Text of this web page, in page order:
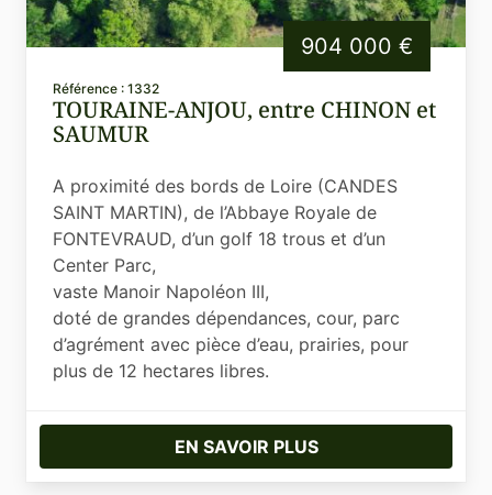
904 000 €
Référence : 1332
TOURAINE-ANJOU, entre CHINON et
SAUMUR
A proximité des bords de Loire (CANDES
SAINT MARTIN), de l’Abbaye Royale de
FONTEVRAUD, d’un golf 18 trous et d’un
Center Parc,
vaste Manoir Napoléon III,
doté de grandes dépendances, cour, parc
d’agrément avec pièce d’eau, prairies, pour
plus de 12 hectares libres.
EN SAVOIR PLUS